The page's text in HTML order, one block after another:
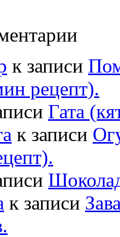
к записи
рецепт).
Гата
к записи
к записи